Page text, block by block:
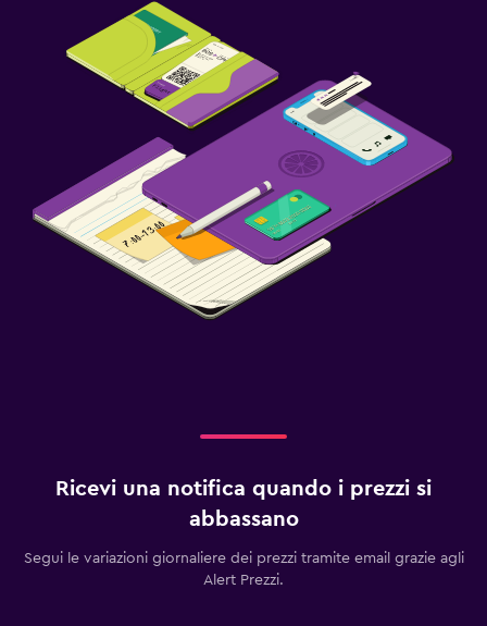
Ricevi una notifica quando i prezzi si
abbassano
Segui le variazioni giornaliere dei prezzi tramite email grazie agli
Alert Prezzi.